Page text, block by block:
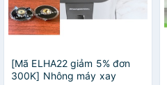
[Mã ELHA22 giảm 5% đơn
300K] Nhông máy xay